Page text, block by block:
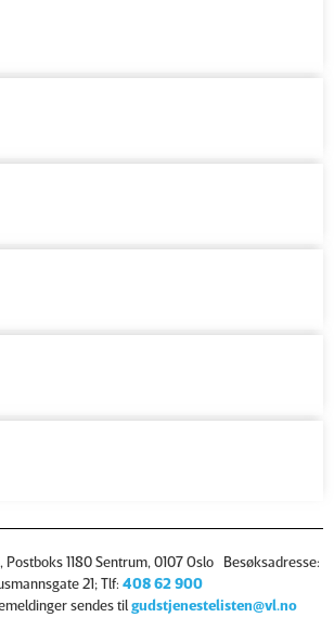
1180 Sentrum, 0107 Oslo Besøksadresse:
21; Tlf: 408 62 900
sendes tilgudstjenestelisten@vl.no